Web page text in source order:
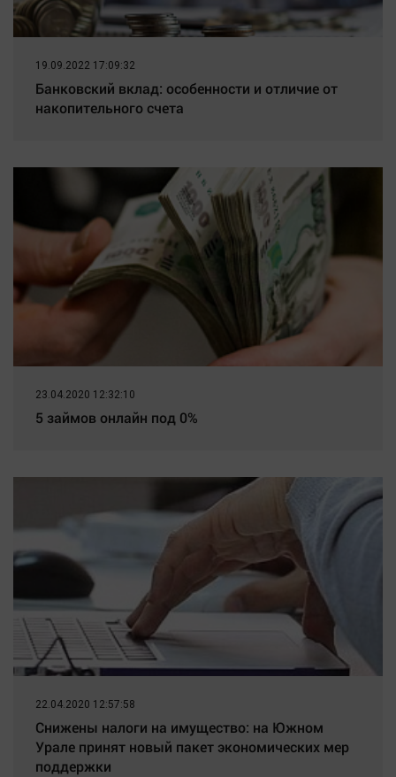
19.09.2022 17:09:32
Банковский вклад: особенности и отличие от
накопительного счета
23.04.2020 12:32:10
5 займов онлайн под 0%
22.04.2020 12:57:58
Снижены налоги на имущество: на Южном
Урале принят новый пакет экономических мер
поддержки